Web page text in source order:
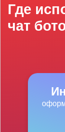
Где
чат